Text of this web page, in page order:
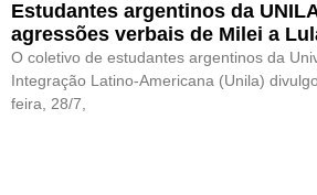
Estudantes argentinos da
agressões verbais de Milei a
O coletivo de estudantes argentinos da
Integração Latino-Americana (Unila)
feira, 28/7,